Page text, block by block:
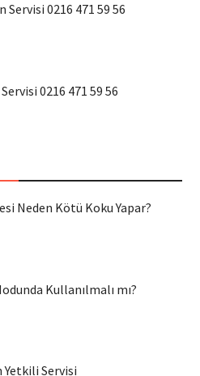
Servisi 0216 471 59 56
0216 471 59 56
Neden Kötü Koku Yapar?
Kullanılmalı mı?
Yetkili Servisi